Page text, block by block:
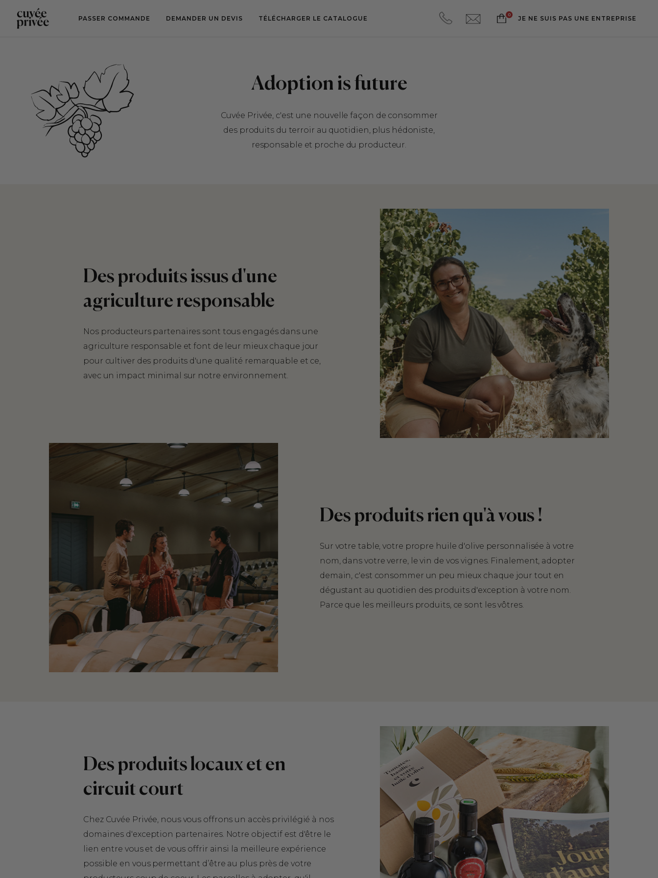
contenu
principal
PASSER COMMANDE DEMANDER UN DEVIS TÉLÉCHARGER LE CATALOGUE JE NE SUIS PAS UNE ENTREPRISE
Adoption is future
Cuvée Privée, c'est une nouvelle façon de consommer
des produits du terroir au quotidien, plus hédoniste,
responsable et proche du producteur.
Des produits issus d'une
agriculture responsable
Nos producteurs partenaires sont tous engagés dans une
agriculture responsable et font de leur mieux chaque jour
pour cultiver des produits d'une qualité remarquable et ce,
avec un impact minimal sur notre environnement.
Des produits rien qu'à vous !
Sur votre table, votre propre huile d'olive personnalisée à votre
nom, dans votre verre, le vin de vos vignes. Finalement, adopter
demain, c'est consommer un peu mieux chaque jour tout en
dégustant au quotidien des produits d'exception à votre nom.
Parce que les meilleurs produits, ce sont les vôtres.
Des produits locaux et en
circuit court
Chez Cuvée Privée, nous vous offrons un accès privilégié à nos
domaines d'exception partenaires. Notre objectif est d'être le
lien entre vous et de vous offrir ainsi la meilleure expérience
possible en vous permettant d’être au plus près de votre